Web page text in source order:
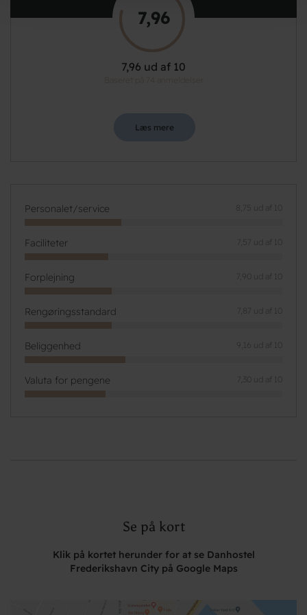
7,96
7,96 ud af 10
Baseret på 74 anmeldelser
Læs mere
Personalet/service 8,75 ud af 10
Faciliteter 7,57 ud af 10
Forplejning 7,90 ud af 10
Rengøringsstandard 7,87 ud af 10
Beliggenhed 9,16 ud af 10
Valuta for pengene 7,30 ud af 10
Se på kort
Klik på kortet herunder for at se Danhostel
Frederikshavn City på Google Maps